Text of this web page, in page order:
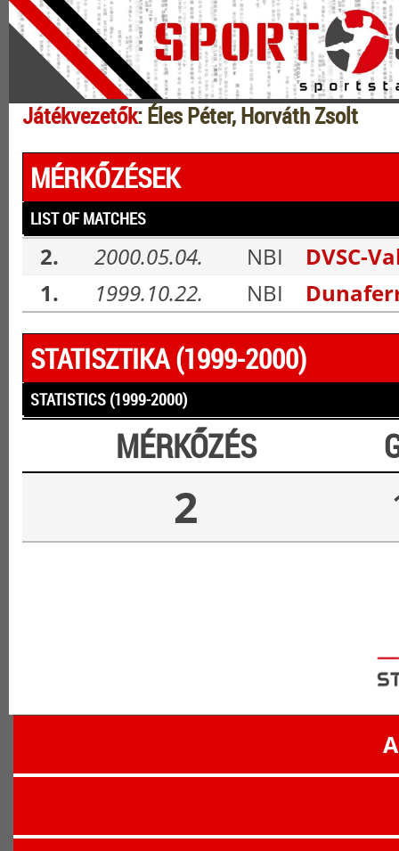
Játékvezetők: Éles Péter, Horváth Zsolt
MÉRKŐZÉSEK
LIST OF MATCHES
2. 2000.05.04. NBI
DVSC-
1.
1999.10.22. NBI
STATISZTIKA (1999-2000)
STATISTICS (1999-2000)
MÉRKŐZÉS
2